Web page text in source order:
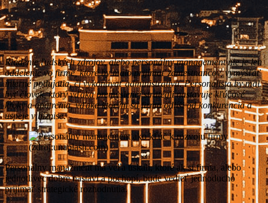
Riadenie ľudských zdrojov, alebo personálny management nie je len
oddelenie vo firme, ktoré by malo prijímať zamestnancov, vymýšľať
interné podujatia, či vykonávať administratívu. Personalista by mal
byť človek, ktorý vďaka premyslenej stratégii nastavuje kľúčové
kroky a opatrenia, vďaka ktorým sa firma odlíši od konkurencia a
uspeje v biznise.
(zdroj:unaplash.com)
Personálny manažment má veľa úskalí, ktoré ak si firma, alebo
jednotlivec dobre nastaví a pochopí, bude vedieť jednoducho
prijímať strategické rozhodnutia.